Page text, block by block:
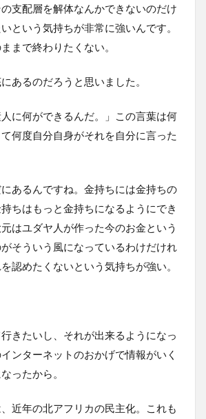
支配層を解体なんかできないのだけ
という気持ちが非常に強いんです。
まで終わりたくない。
あるのだろうと思いました。
人に何ができるんだ。」この言葉は何
何度自分自身がそれを自分に言った
あるんですね。金持ちには金持ちの
ちはもっと金持ちになるようにでき
はユダヤ人が作った今のお金という
そういう風になっているわけだけれ
認めたくないという気持ちが強い。
きたいし、それが出来るようになっ
ンターネットのおかげで情報がいく
ったから。
近年の北アフリカの民主化。これも